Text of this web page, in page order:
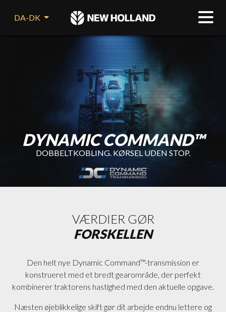
DA-DK
DYNAMIC COMMAND™
DOBBELTKOBLING. KØRSEL UDEN STOP.
VÆRDIER GØR
FORSKELLEN
Den helt nye Dynamic Command™-transmission er
konstrueret med et bredt gearområde, der perfekt
kombinerer traktorens hastighed med den aktuelle opgave.
Næsten øjeblikkelige skift gør dit arbejde endnu lettere og